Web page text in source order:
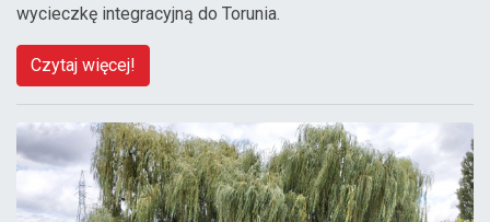
wycieczkę integracyjną do Torunia.
Czytaj więcej!